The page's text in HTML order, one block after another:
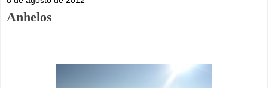
Anhelos